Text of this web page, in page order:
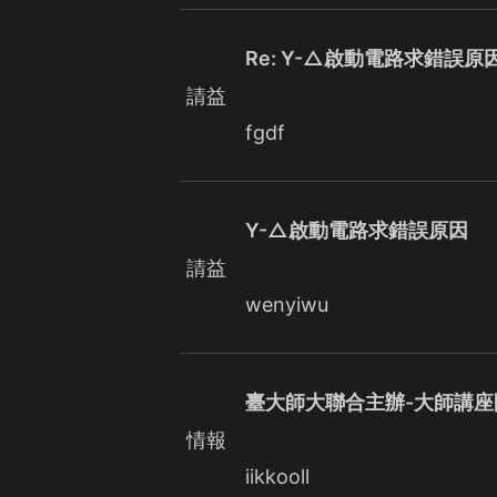
請益
Re: Y-△啟動電路求錯誤原
fgdf
請益
Y-△啟動電路求錯誤原因
wenyiwu
情報
臺大師大聯合主辦-大師講座
iikkooll